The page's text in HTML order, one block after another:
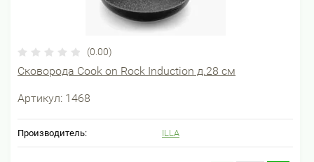
(0.00)
Сковорода Cook on Rock Induction д.28 см
Артикул: 1468
Производитель: ILLA